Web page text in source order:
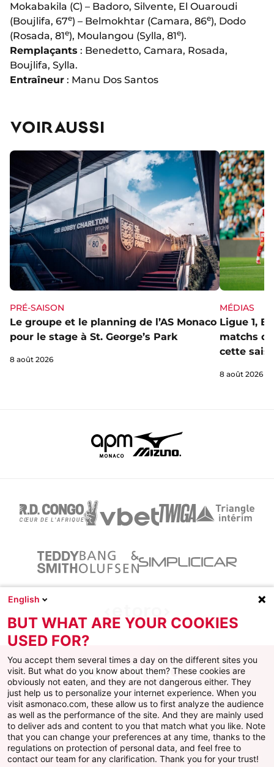
Mokabakila (C) – Badoro, Silvente, El Ouaroudi
(Boujlifa, 67e) – Belmokhtar (Camara, 86e), Dodo
(Rosada, 81e), Moulangou (Sylla, 81e).
Remplaçants : Benedetto, Camara, Rosada,
Boujlifa, Sylla.
Entraîneur : Manu Dos Santos
VOIR AUSSI
PRÉ-SAISON
Le groupe et le planning de l’AS Monaco
pour le stage à St. George’s Park
8 août 2026
MÉDIAS
Ligue 1,
matchs
cette
8 août 2026
Facebook
X Instagram
YoutubeTikTokTwitch
AS MONACO
English
BUT WHAT ARE YOUR COOKIES
USED FOR?
You accept them several times a day on the different sites you
visit. But what do you know about them? These cookies are
obviously not eaten, and they are not dangerous either. They
just help us to personalize your internet experience. When you
visit asmonaco.com, these allow us to first analyze the audience
as well as the performance of the site. And they are mainly used
to deliver ads and content to you that match what you like. Note
that you can change your preferences at any time, thanks to the
regulations on protection of personal data, and feel free to
contact our team for any clarification. Thank you for your trust!